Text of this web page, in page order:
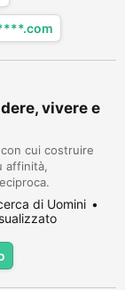
vivere e
cui costruire
affinità,
di Uomini